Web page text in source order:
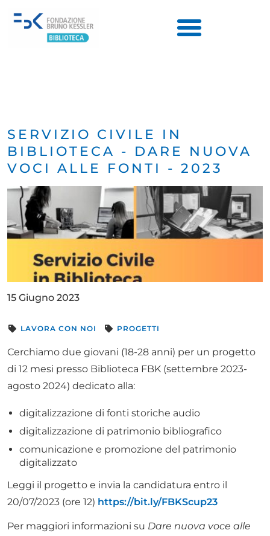
SERVIZIO CIVILE IN
BIBLIOTECA - DARE NUOVA
VOCI ALLE FONTI - 2023
15 Giugno 2023
LAVORA CON NOI PROGETTI
Cerchiamo due giovani (18-28 anni) per un progetto
di 12 mesi presso Biblioteca FBK (settembre 2023-
agosto 2024) dedicato alla:
digitalizzazione di fonti storiche audio
digitalizzazione di patrimonio bibliografico
comunicazione e promozione del patrimonio
digitalizzato
Leggi il progetto e invia la candidatura entro il
20/07/2023 (ore 12) https://bit.ly/FBKScup23
Per maggiori informazioni su Dare nuova voce alle